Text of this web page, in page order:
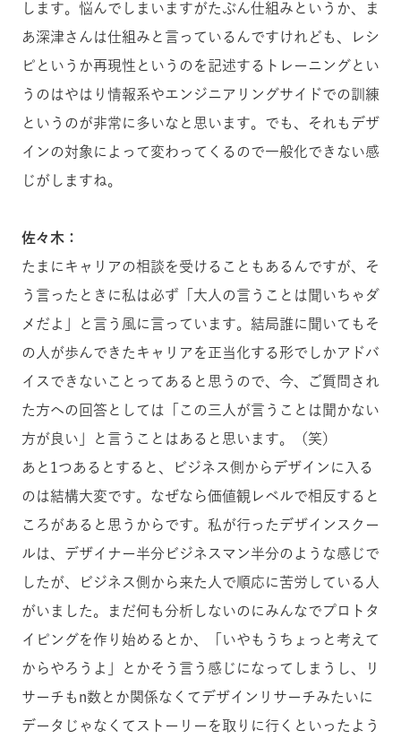
します。悩んでしまいますがたぶん仕組みというか、ま
あ深津さんは仕組みと言っているんですけれども、レシ
ピというか再現性というのを記述するトレーニングとい
うのはやはり情報系やエンジニアリングサイドでの訓練
というのが非常に多いなと思います。でも、それもデザ
インの対象によって変わってくるので一般化できない感
じがしますね。
佐々木：
たまにキャリアの相談を受けることもあるんですが、そ
う言ったときに私は必ず「大人の言うことは聞いちゃダ
メだよ」と言う風に言っています。結局誰に聞いてもそ
の人が歩んできたキャリアを正当化する形でしかアドバ
イスできないことってあると思うので、今、ご質問され
た方への回答としては「この三人が言うことは聞かない
方が良い」と言うことはあると思います。（笑）
あと1つあるとすると、ビジネス側からデザインに入る
のは結構大変です。なぜなら価値観レベルで相反すると
ころがあると思うからです。私が行ったデザインスクー
ルは、デザイナー半分ビジネスマン半分のような感じで
したが、ビジネス側から来た人で順応に苦労している人
がいました。まだ何も分析しないのにみんなでプロトタ
イピングを作り始めるとか、「いやもうちょっと考えて
からやろうよ」とかそう言う感じになってしまうし、リ
サーチもn数とか関係なくてデザインリサーチみたいに
データじゃなくてストーリーを取りに行くといったよう